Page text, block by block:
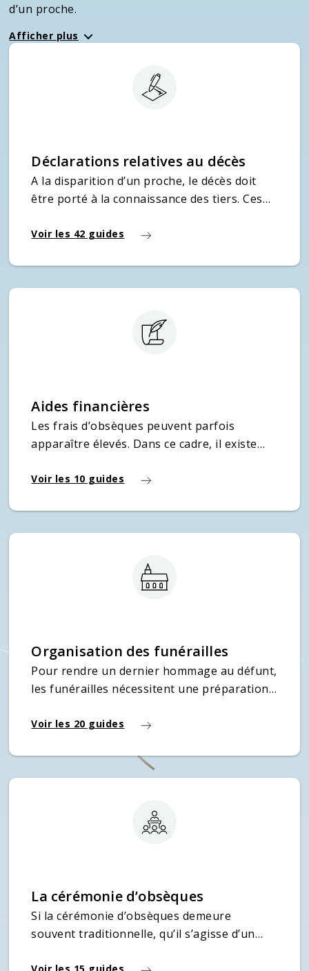
d’un proche.
Afficher plus
Déclarations relatives au décès
A la disparition d’un proche, le décès doit
être porté à la connaissance des tiers. Ces
notamment dans le cadre d’un avis de décès,
obligatoires pour faire état de la situation
auprès des différentes institutions et
Voir les 42 guides
Aides financières
Les frais d’obsèques peuvent parfois
apparaître élevés. Dans ce cadre, il existe
familles à financer les funérailles du défunt.
Voir les 10 guides
Organisation des funérailles
Pour rendre un dernier hommage au défunt,
les funérailles nécessitent une préparation
se laisser guider. En amont du choix du
notamment auprès des pompes funèbres,
les derniers soins sont donnés au défunt
Voir les 20 guides
La cérémonie d’obsèques
Si la cérémonie d’obsèques demeure
souvent traditionnelle, qu’il s’agisse d’un